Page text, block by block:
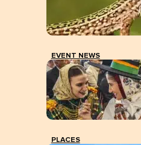
EVENT NEWS
PLACES